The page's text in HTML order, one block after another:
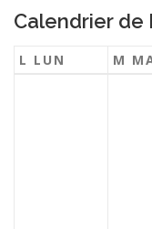
Calendrier de
L LUN M